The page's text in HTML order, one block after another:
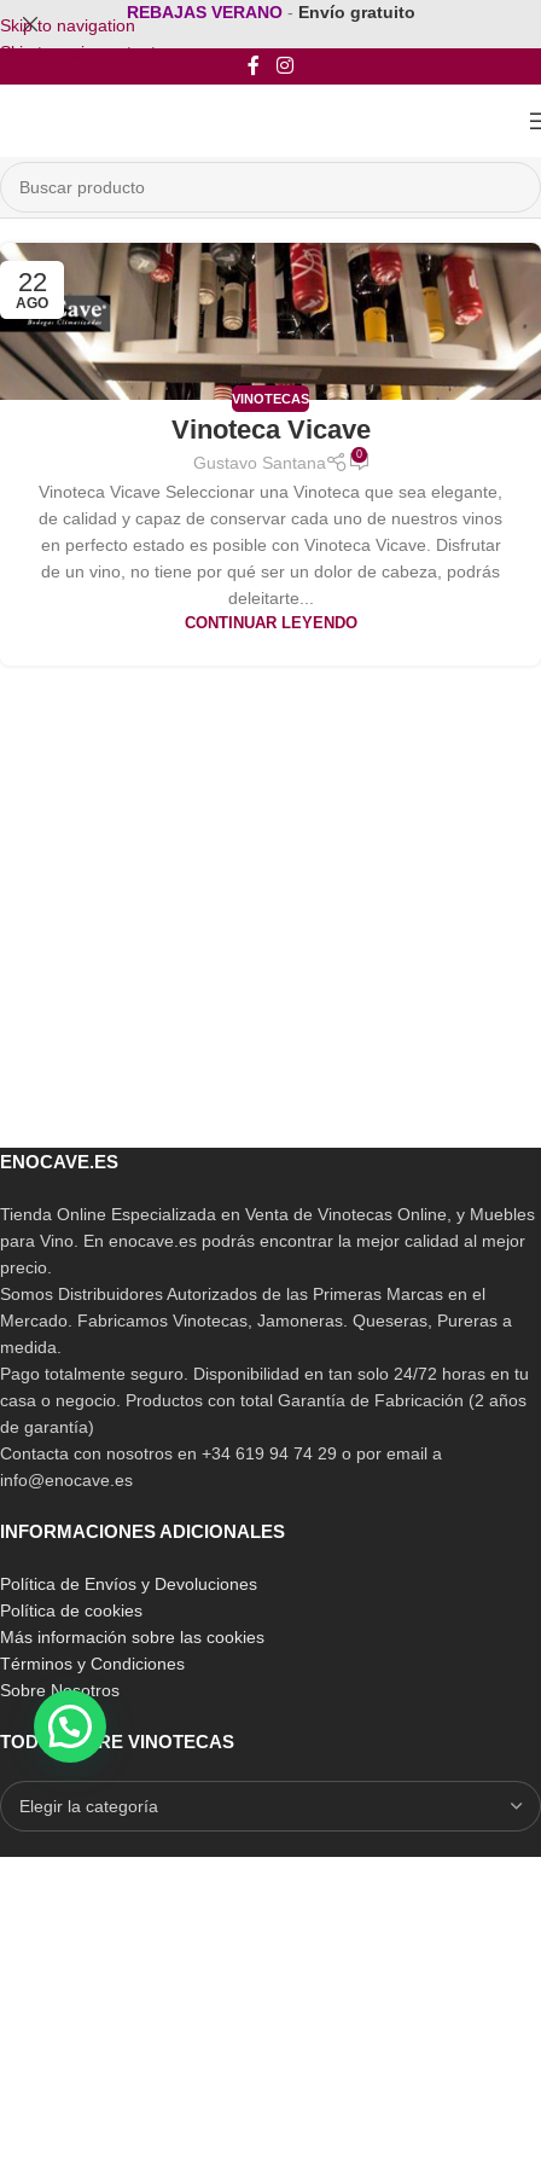
Skip to navigation
Skip to main content
REBAJAS VERANO - Envío gratuito
22
AGO
VINOTECAS
Vinoteca Vicave
Gustavo Santana 0
Vinoteca Vicave Seleccionar una Vinoteca que sea elegante,
de calidad y capaz de conservar cada uno de nuestros vinos
en perfecto estado es posible con Vinoteca Vicave. Disfrutar
de un vino, no tiene por qué ser un dolor de cabeza, podrás
deleitarte...
CONTINUAR LEYENDO
ENOCAVE.ES
Tienda Online Especializada en Venta de Vinotecas Online, y Muebles
para Vino. En enocave.es podrás encontrar la mejor calidad al mejor
precio.
Somos Distribuidores Autorizados de las Primeras Marcas en el
Mercado. Fabricamos Vinotecas, Jamoneras. Queseras, Pureras a
medida.
Pago totalmente seguro. Disponibilidad en tan solo 24/72 horas en tu
casa o negocio. Productos con total Garantía de Fabricación (2 años
de garantía)
Contacta con nosotros en +34 619 94 74 29 o por email a
info@enocave.es
INFORMACIONES ADICIONALES
Política de Envíos y Devoluciones
Política de cookies
Más información sobre las cookies
Términos y Condiciones
Sobre Nosotros
TODO SOBRE VINOTECAS